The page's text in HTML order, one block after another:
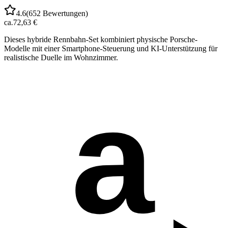
4.6(652 Bewertungen)
ca.72,63 €
Dieses hybride Rennbahn-Set kombiniert physische Porsche-
Modelle mit einer Smartphone-Steuerung und KI-Unterstützung für
realistische Duelle im Wohnzimmer.
a